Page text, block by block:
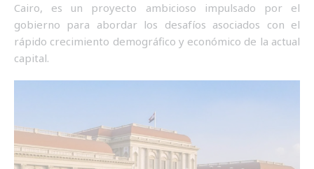
Cairo, es un proyecto ambicioso impulsado por el
gobierno para abordar los desafíos asociados con el
rápido crecimiento demográfico y económico de la actual
capital.